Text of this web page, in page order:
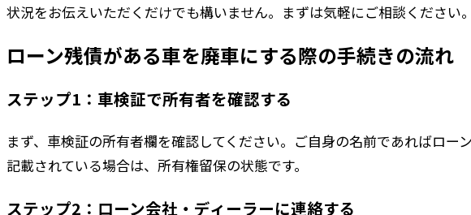
状況をお伝えいただくだけでも構いません。まずは気軽にご相談ください。
ローン残債がある車を廃車にする際の手続きの流れ
ステップ1：車検証で所有者を確認する
まず、車検証の所有者欄を確認してください。ご自身の名前であればロ
記載されている場合は、所有権留保の状態です。
ステップ2：ローン会社・ディーラーに連絡する